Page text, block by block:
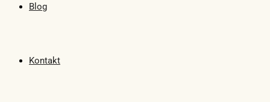
Blog
Kontakt